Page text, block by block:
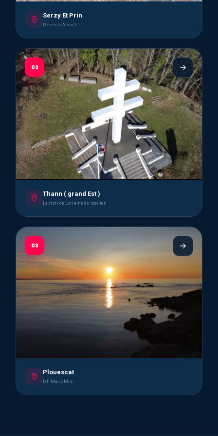
Serzy Et Prin
Potensic Atom 3
02
Thann ( grand Est )
La croix de Lorraine du staufen
03
Plouescat
DJI Mavic Mini